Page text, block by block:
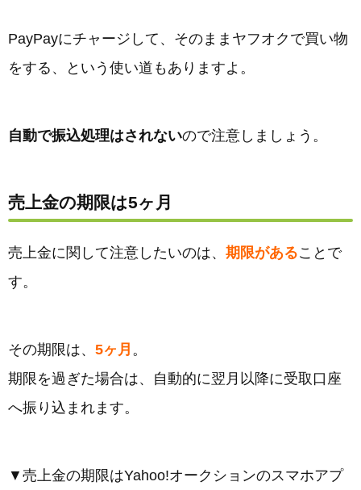
PayPayにチャージして、そのままヤフオクで買い物
をする、という使い道もありますよ。
自動で振込処理はされないので注意しましょう。
売上金の期限は5ヶ月
売上金に関して注意したいのは、 期限があることで
す。
その期限は、 5ヶ月 。
期限を過ぎた場合は、自動的に翌月以降に受取口座
へ振り込まれます。
▼売上金の期限はYahoo!オークションのスマホアプ